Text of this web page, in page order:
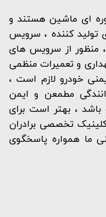
ای ماشین هستند و
تولید کننده ، سرویس
منظور از سرویس های
و تعمیرات منظمی
خودرو لازم است ،
مطمعن و ایمن
باشد ، بهتر است برای
تخصصی برادران
ما همواره پاسخگوی